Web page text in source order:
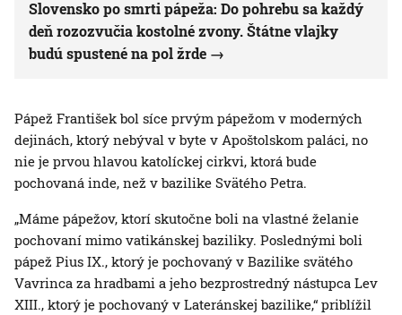
Slovensko po smrti pápeža: Do pohrebu sa každý
deň rozozvučia kostolné zvony. Štátne vlajky
budú spustené na pol žrde
Pápež František bol síce prvým pápežom v moderných
dejinách, ktorý nebýval v byte v Apoštolskom paláci, no
nie je prvou hlavou katolíckej cirkvi, ktorá bude
pochovaná inde, než v bazilike Svätého Petra.
„Máme pápežov, ktorí skutočne boli na vlastné želanie
pochovaní mimo vatikánskej baziliky. Poslednými boli
pápež Pius IX., ktorý je pochovaný v Bazilike svätého
Vavrinca za hradbami a jeho bezprostredný nástupca Lev
XIII., ktorý je pochovaný v Lateránskej bazilike,“ priblížil